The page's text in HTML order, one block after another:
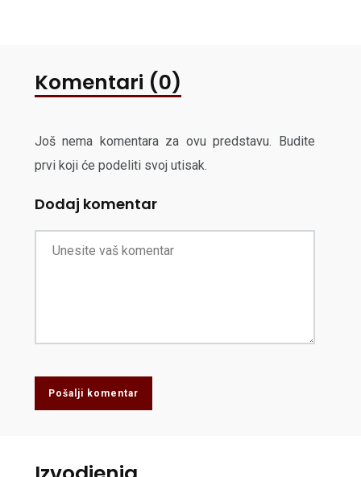
Komentari (0)
Još nema komentara za ovu predstavu. Budite
prvi koji će podeliti svoj utisak.
Dodaj komentar
Pošalji komentar